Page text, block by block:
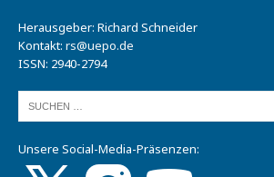
Herausgeber: Richard Schneider
Kontakt: rs@uepo.de
ISSN: 2940-2794
Unsere Social-Media-Präsenzen: